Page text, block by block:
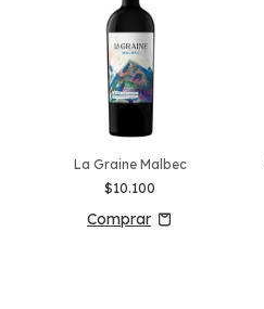
La Graine Malbec
$10.100